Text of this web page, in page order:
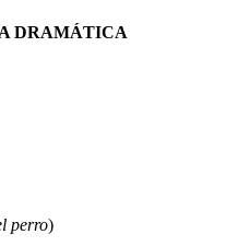
DRAMÁTICA
perro)